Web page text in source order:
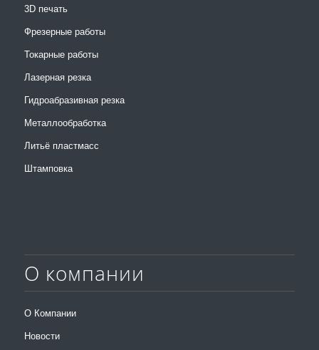
3D печать
Фрезерные работы
Токарные работы
Лазерная резка
Гидроабразивная резка
Металлообработка
Литьё пластмасс
Штамповка
О компании
О Компании
Новости